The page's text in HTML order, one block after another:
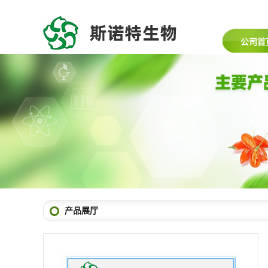
公司首
产品展厅